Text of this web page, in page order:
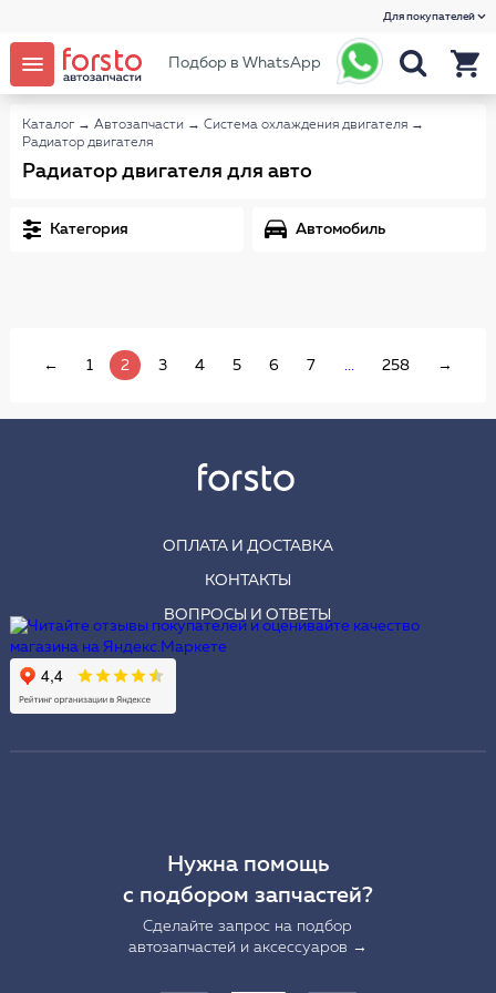
Для покупателей
Подбор в WhatsApp
Каталог → Автозапчасти → Система охлаждения двигателя →
Радиатор двигателя
Радиатор двигателя для авто
Категория Автомобиль
← 1 2 3 4 5 6 7 ... 258 →
ОПЛАТА И ДОСТАВКА
КОНТАКТЫ
ВОПРОСЫ И ОТВЕТЫ
Нужна помощь
с подбором запчастей?
Сделайте запрос на подбор
автозапчастей и аксессуаров →